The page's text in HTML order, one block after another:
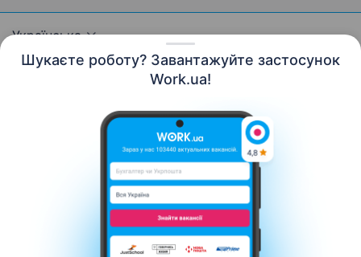
Шукаєте роботу? Завантажуйте застосунок
Work.ua!
Українська
Контакти Про нас
Кар’єра
Новини Work.ua
Допомога Умови використання
Роботодавцю